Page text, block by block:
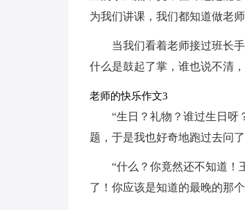
为我们讲课，我们都知道做老
当我们看着老师接过班长
什么是鼓起了掌，谁也说不清
老师的快乐作文3
“生日？礼物？谁过生日呀
题，于是我也好奇地跑过去问了
“什么？你竟然还不知道！
了！你应该是知道的最晚的那